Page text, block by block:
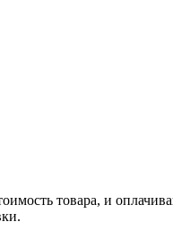
товара, и